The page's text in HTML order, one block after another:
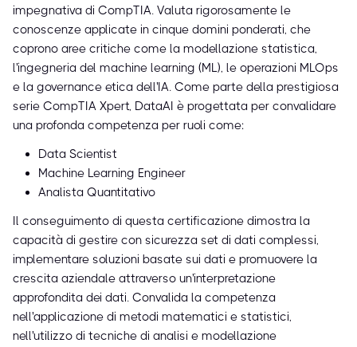
impegnativa di CompTIA. Valuta rigorosamente le
conoscenze applicate in cinque domini ponderati, che
coprono aree critiche come la modellazione statistica,
l'ingegneria del machine learning (ML), le operazioni MLOps
e la governance etica dell'IA. Come parte della prestigiosa
serie CompTIA Xpert, DataAI è progettata per convalidare
una profonda competenza per ruoli come:
Data Scientist
Machine Learning Engineer
Analista Quantitativo
Il conseguimento di questa certificazione dimostra la
capacità di gestire con sicurezza set di dati complessi,
implementare soluzioni basate sui dati e promuovere la
crescita aziendale attraverso un'interpretazione
approfondita dei dati. Convalida la competenza
nell'applicazione di metodi matematici e statistici,
nell'utilizzo di tecniche di analisi e modellazione